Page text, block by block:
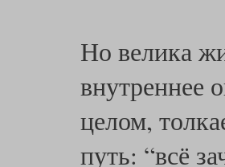
Но велика
внутреннее
целом,
путь: “всё